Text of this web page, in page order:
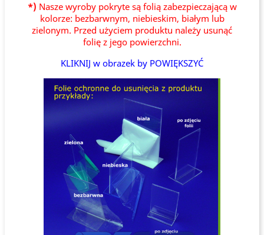
*) Nasze wyroby pokryte są folią zabezpieczającą w
kolorze: bezbarwnym, niebieskim, białym lub
zielonym. Przed użyciem produktu należy usunąć
folię z jego powierzchni.
KLIKNIJ w obrazek by POWIĘKSZYĆ